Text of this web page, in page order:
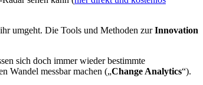
umgeht. Die Tools und Methoden zurInnovation
sich doch immer wieder bestimmte
Wandel messbar machen („Change Analytics“).